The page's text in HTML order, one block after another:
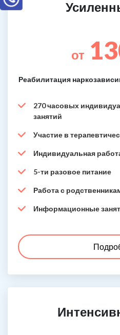
от
Реабилитация
270 часовых
занятий
Участие в
Индивидуальная
5-ти разовое питание
Работа с
Информационные